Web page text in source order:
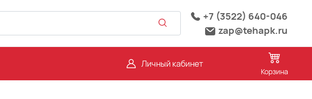
+7 (3522) 640-046
zap@tehapk.ru
Личный кабинет
Корзина